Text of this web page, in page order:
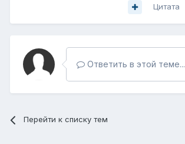
Цитата
Ответить в этой теме...
Перейти к списку тем